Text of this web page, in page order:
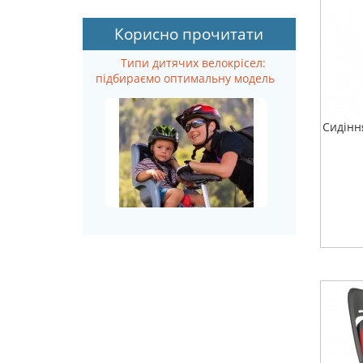
Суми
Тернопiль
Ужгород
Харкiв
Хмельницький
Черкаси
Чернiвцi
Чернігiв
Корисно прочитати
Типи дитячих велокрісел:
підбираємо оптимальну модель